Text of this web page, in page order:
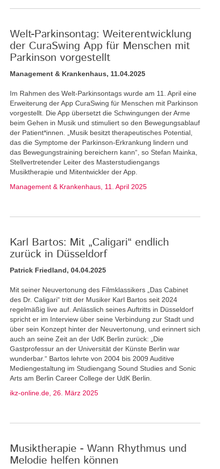
Welt-Parkinsontag: Weiterentwicklung
der CuraSwing App für Menschen mit
Parkinson vorgestellt
Management & Krankenhaus, 11.04.2025
Im Rahmen des Welt-Parkinsontags wurde am 11. April eine
Erweiterung der App CuraSwing für Menschen mit Parkinson
vorgestellt. Die App übersetzt die Schwingungen der Arme
beim Gehen in Musik und stimuliert so den Bewegungsablauf
der Patient*innen. „Musik besitzt therapeutisches Potential,
das die Symptome der Parkinson-Erkrankung lindern und
das Bewegungstraining bereichern kann“, so Stefan Mainka,
Stellvertretender Leiter des Masterstudiengangs
Musiktherapie und Mitentwickler der App.
Management & Krankenhaus, 11. April 2025
Karl Bartos: Mit „Caligari“ endlich
zurück in Düsseldorf
Patrick Friedland, 04.04.2025
Mit seiner Neuvertonung des Filmklassikers „Das Cabinet
des Dr. Caligari“ tritt der Musiker Karl Bartos seit 2024
regelmäßig live auf. Anlässlich seines Auftritts in Düsseldorf
spricht er im Interview über seine Verbindung zur Stadt und
über sein Konzept hinter der Neuvertonung, und erinnert sich
auch an seine Zeit an der UdK Berlin zurück: „Die
Gastprofessur an der Universität der Künste Berlin war
wunderbar.“ Bartos lehrte von 2004 bis 2009 Auditive
Mediengestaltung im Studiengang Sound Studies and Sonic
Arts am Berlin Career College der UdK Berlin.
ikz-online.de, 26. März 2025
Musiktherapie - Wann Rhythmus und
Melodie helfen können